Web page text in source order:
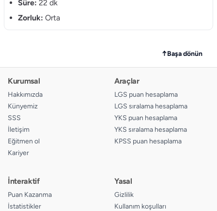
12. A B C D
15.
Süre: 22 dk
Zorluk: Orta
↑Başa dönün
Kurumsal
Hakkımızda
Künyemiz
SSS
İletişim
Eğitmen ol
Kariyer
Araçlar
LGS puan hesaplama
LGS sıralama hesaplama
YKS puan hesaplama
YKS sıralama hesaplama
KPSS puan hesaplama
İnteraktif
Puan Kazanma
İstatistikler
Yasal
Gizlilik
Kullanım koşulları